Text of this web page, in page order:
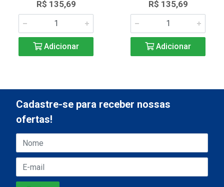
R$ 135,69
Adicionar
R$ 135,69
Adicionar
Cadastre-se para receber nossas
ofertas!